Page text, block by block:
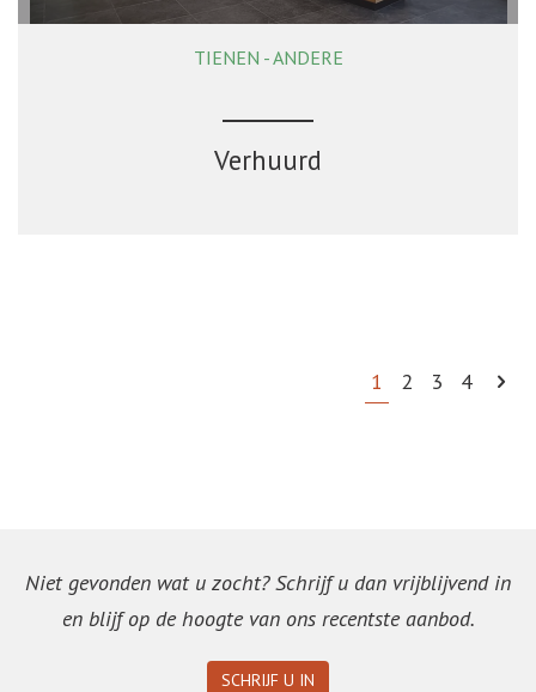
64 m²
TIENEN - ANDERE
Verhuurd
1 2 3 4
Niet gevonden wat u zocht? Schrijf u dan vrijblijvend in
en blijf op de hoogte van ons recentste aanbod.
SCHRIJF U IN